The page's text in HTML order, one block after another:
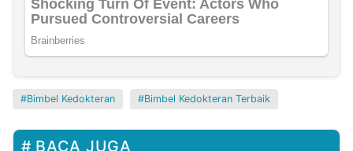
Bimbel Kedokteran Bimbel Kedokteran Terbaik
BACA JUGA